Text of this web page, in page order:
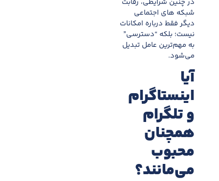
در چنین شرایطی، رقابت
شبکه های اجتماعی
دیگر فقط درباره امکانات
نیست؛ بلکه “دسترسی”
به مهم‌ترین عامل تبدیل
می‌شود.
آیا
اینستاگرام
و تلگرام
همچنان
محبوب
می‌مانند؟